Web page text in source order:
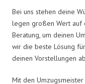
Bei uns stehen deine
legen großen Wert auf
Beratung, um deinen
wir die beste Lösung
deinen Vorstellungen
Mit den Umzugsmeister